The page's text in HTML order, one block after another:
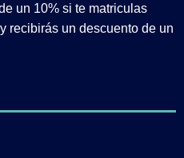
un 10% si te matriculas
recibirás un descuento de un